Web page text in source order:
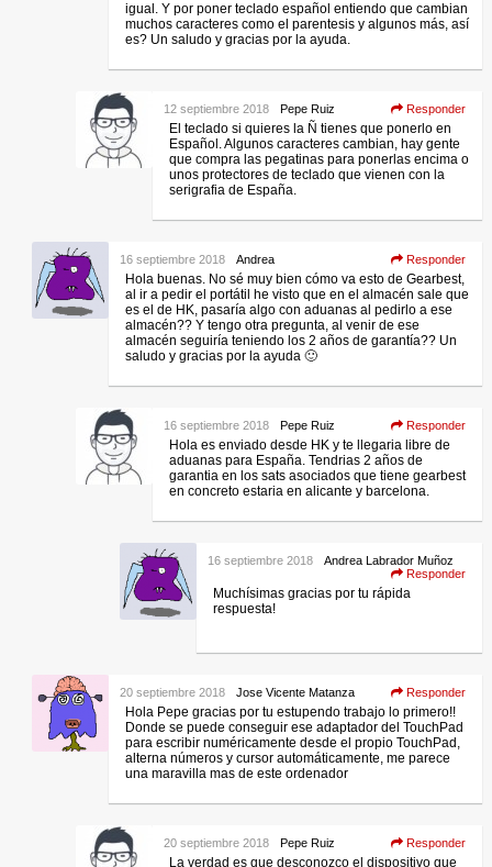
igual. Y por poner teclado español entiendo que cambian
muchos caracteres como el parentesis y algunos más, así
es? Un saludo y gracias por la ayuda.
Pepe Ruiz
12 septiembre 2018 Responder
El teclado si quieres la Ñ tienes que ponerlo en
Español. Algunos caracteres cambian, hay gente
que compra las pegatinas para ponerlas encima o
unos protectores de teclado que vienen con la
serigrafia de España.
Andrea
16 septiembre 2018 Responder
Hola buenas. No sé muy bien cómo va esto de Gearbest,
al ir a pedir el portátil he visto que en el almacén sale que
es el de HK, pasaría algo con aduanas al pedirlo a ese
almacén?? Y tengo otra pregunta, al venir de ese
almacén seguiría teniendo los 2 años de garantía?? Un
saludo y gracias por la ayuda 🙂
Pepe Ruiz
16 septiembre 2018 Responder
Hola es enviado desde HK y te llegaria libre de
aduanas para España. Tendrias 2 años de
garantia en los sats asociados que tiene gearbest
en concreto estaria en alicante y barcelona.
Andrea Labrador Muñoz
16 septiembre 2018
Responder
Muchísimas gracias por tu rápida
respuesta!
Jose Vicente Matanza
20 septiembre 2018 Responder
Hola Pepe gracias por tu estupendo trabajo lo primero!!
Donde se puede conseguir ese adaptador del TouchPad
para escribir numéricamente desde el propio TouchPad,
alterna números y cursor automáticamente, me parece
una maravilla mas de este ordenador
Pepe Ruiz
20 septiembre 2018 Responder
La verdad es que desconozco el dispositivo que